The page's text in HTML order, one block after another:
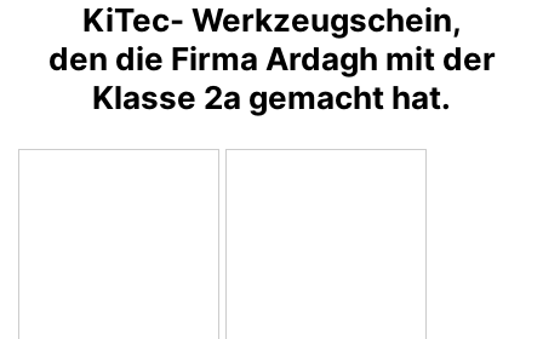
KiTec- Werkzeugschein,
den die Firma Ardagh mit der
Klasse 2a gemacht hat.